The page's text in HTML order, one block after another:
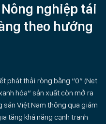
nghiệp tái
theo hướng
phát thải ròng bằng “0” (Net
hóa” sản xuất còn mở ra
Việt Nam thông qua giảm
tăng khả năng cạnh tranh